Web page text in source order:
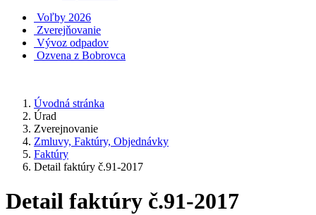
Voľby 2026
Zverejňovanie
Vývoz odpadov
Ozvena z Bobrovca
Úvodná stránka
Úrad
Zverejnovanie
Zmluvy, Faktúry, Objednávky
Faktúry
Detail faktúry č.91-2017
Detail faktúry č.91-2017